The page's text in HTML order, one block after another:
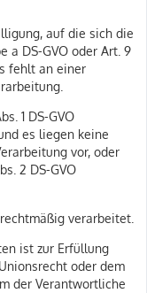
auf die sich die
a DS-GVO oder Art. 9
fehlt an einer
1 DS-GVO
es liegen keine
vor, oder
2 DS-GVO
verarbeitet.
ist zur Erfüllung
oder dem
der Verantwortliche